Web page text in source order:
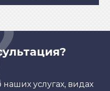
услугах, видах